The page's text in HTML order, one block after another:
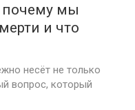
почему мы
и что
несёт не только
вопрос, который